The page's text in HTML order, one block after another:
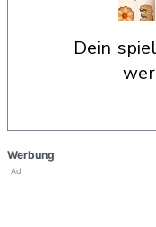
dein spiel beginnt nach dieser
Werbung
Ad